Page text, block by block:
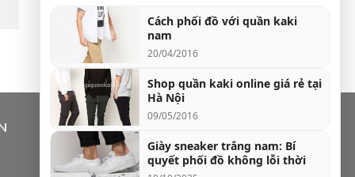
Cách phối đồ với quần kaki
nam
20/04/2016
Shop quần kaki online giá rẻ tại
Hà Nội
09/05/2016
Giày sneaker trắng nam: Bí
quyết phối đồ không lỗi thời